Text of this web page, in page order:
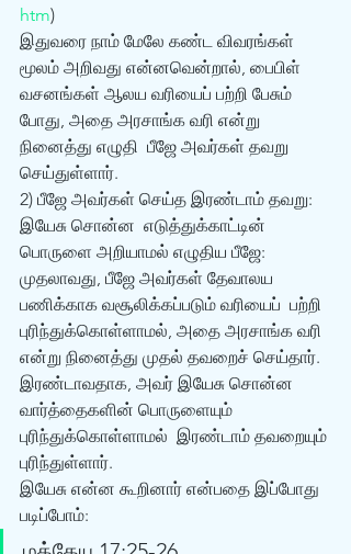
htm)
இதுவரை நாம் மேலே கண்ட விவரங்கள்
மூலம் அறிவது என்னவென்றால், பைபிள்
வசனங்கள் ஆலய வரியைப் பற்றி பேசும்
போது, அதை அரசாங்க வரி என்று
நினைத்து எழுதி  பீஜே அவர்கள் தவறு
செய்துள்ளார்.
2) பீஜே அவர்கள் செய்த இரண்டாம் தவறு:
இயேசு சொன்ன  எடுத்துக்காட்டின்
பொருளை அறியாமல் எழுதிய பீஜே:
முதலாவது, பீஜே அவர்கள் தேவாலய
பணிக்காக வசூலிக்கப்படும் வரியைப்  பற்றி
புரிந்துக்கொள்ளாமல், அதை அரசாங்க வரி
என்று நினைத்து முதல் தவறைச் செய்தார்.
இரண்டாவதாக, அவர் இயேசு சொன்ன
வார்த்தைகளின் பொருளையும்
புரிந்துக்கொள்ளாமல்  இரண்டாம் தவறையும்
புரிந்துள்ளார்.
இயேசு என்ன கூறினார் என்பதை இப்போது
படிப்போம்: